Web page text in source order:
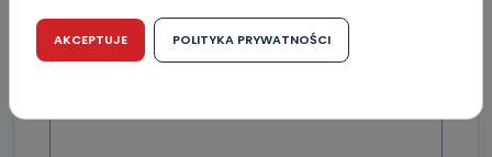
r. w sprawie ochrony osób fizycznych w związku z
przetwarzaniem danych osobowych w sprawie
swobodnego przepływu takich danych oraz uchylenia
dyrektywy 95/46/WE (RODO).
Czy jest możliwość cofnięcia zgody?
AKCEPTUJE POLITYKA PRYWATNOŚCI
DODAJ SWÓJ KOMENTARZ